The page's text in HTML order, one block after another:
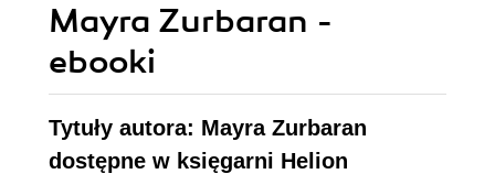
Mayra Zurbaran -
ebooki
Tytuły autora: Mayra Zurbaran
dostępne w księgarni Helion